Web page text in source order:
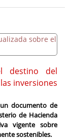
destino del
inversiones
documento de
de Hacienda
vigente sobre
sostenibles.